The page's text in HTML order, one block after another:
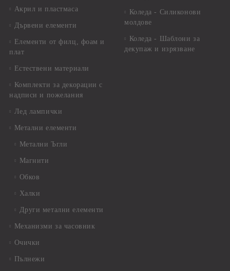
Акрил и пластмаса
Дървени елементи
Елементи от филц, фоам и
плат
Естествени материали
Комплекти за декорации с
надписи и пожелания
Лед лампички
Метални елементи
Метални Ъгли
Магнити
Обков
Халки
Други метални елементи
Механизми за часовник
Очички
Пълнежи
Коледа - Силиконови
молдове
Коледа - Шаблони за
декупаж и изрязване